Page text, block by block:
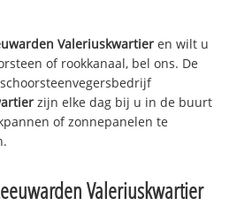
Valeriuskwartier en wilt u
of rookkanaal, bel ons. De
zijn elke dag bij u in de buurt
of zonnepanelen te
Valeriuskwartier